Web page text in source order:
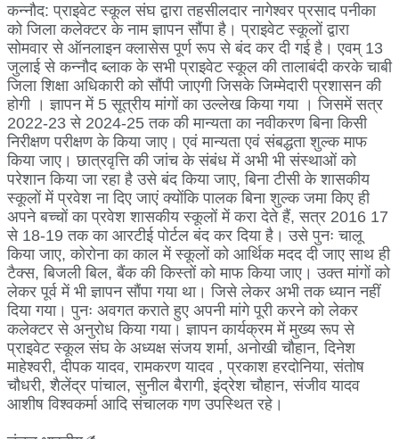
कन्नौद: प्राइवेट स्कूल संघ द्वारा तहसीलदार नागेश्वर प्रसाद पनीका
को जिला कलेक्टर के नाम ज्ञापन सौंपा है। प्राइवेट स्कूलों द्वारा
सोमवार से ऑनलाइन क्लासेस पूर्ण रूप से बंद कर दी गई है। एवम् 13
जुलाई से कन्नौद ब्लाक के सभी प्राइवेट स्कूल की तालाबंदी करके चाबी
जिला शिक्षा अधिकारी को सौंपी जाएगी जिसके जिम्मेदारी प्रशासन की
होगी । ज्ञापन में 5 सूत्रीय मांगों का उल्लेख किया गया । जिसमें सत्र
2022-23 से 2024-25 तक की मान्यता का नवीकरण बिना किसी
निरीक्षण परीक्षण के किया जाए। एवं मान्यता एवं संबद्धता शुल्क माफ
किया जाए। छात्रवृत्ति की जांच के संबंध में अभी भी संस्थाओं को
परेशान किया जा रहा है उसे बंद किया जाए, बिना टीसी के शासकीय
स्कूलों में प्रवेश ना दिए जाएं क्योंकि पालक बिना शुल्क जमा किए ही
अपने बच्चों का प्रवेश शासकीय स्कूलों में करा देते हैं, सत्र 2016 17
से 18-19 तक का आरटीई पोर्टल बंद कर दिया है। उसे पुनः चालू
किया जाए, कोरोना का काल में स्कूलों को आर्थिक मदद दी जाए साथ ही
टैक्स, बिजली बिल, बैंक की किस्तों को माफ किया जाए। उक्त मांगों को
लेकर पूर्व में भी ज्ञापन सौंपा गया था। जिसे लेकर अभी तक ध्यान नहीं
दिया गया। पुनः अवगत कराते हुए अपनी मांगे पूरी करने को लेकर
कलेक्टर से अनुरोध किया गया। ज्ञापन कार्यक्रम में मुख्य रूप से
प्राइवेट स्कूल संघ के अध्यक्ष संजय शर्मा, अनोखी चौहान, दिनेश
माहेश्वरी, दीपक यादव, रामकरण यादव , प्रकाश हरदोनिया, संतोष
चौधरी, शैलेंद्र पांचाल, सुनील बैरागी, इंद्रेश चौहान, संजीव यादव
आशीष विश्वकर्मा आदि संचालक गण उपस्थित रहे।